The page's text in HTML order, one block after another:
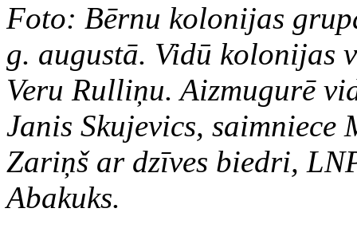
Foto: Bērnu kolonijas
g. augustā. Vidū kolonijas
Veru Rulliņu. Aizmugurē
Janis Skujevics,
Zariņš ar dzīves biedri,
Abakuks.